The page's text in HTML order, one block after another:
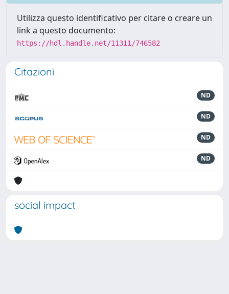
Utilizza questo identificativo per citare o creare un
link a questo documento:
https://hdl.handle.net/11311/746582
Citazioni
ND
ND
ND
ND
social impact